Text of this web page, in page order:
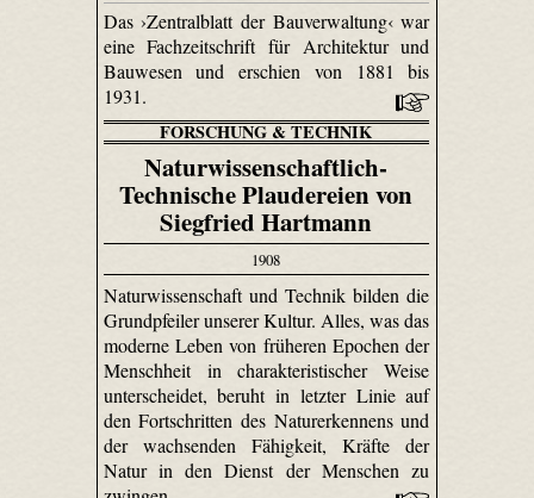
Das ›Zentralblatt der Bauverwaltung‹ war
eine Fachzeitschrift für Architektur und
Bauwesen und erschien von 1881 bis
1931.
FORSCHUNG & TECHNIK
Naturwissenschaftlich-
Technische Plaudereien von
Siegfried Hartmann
1908
Naturwissenschaft und Technik bilden die
Grundpfeiler unserer Kultur. Alles, was das
moderne Leben von früheren Epochen der
Menschheit in charakteristischer Weise
unterscheidet, beruht in letzter Linie auf
den Fortschritten des Naturerkennens und
der wachsenden Fähigkeit, Kräfte der
Natur in den Dienst der Menschen zu